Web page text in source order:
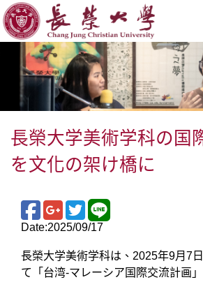
長榮大学美術学科の
を文化の架け橋に
Date:2025/09/17
長榮大学美術学科は、2025年9月7
て「台湾-マレーシア国際交流計画